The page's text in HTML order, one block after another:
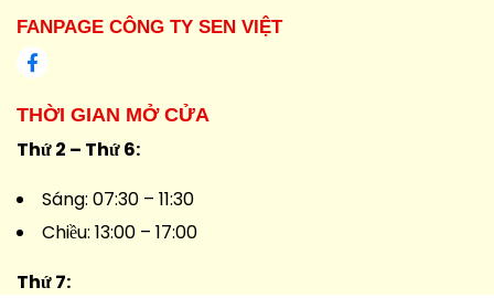
FANPAGE CÔNG TY SEN VIỆT
THỜI GIAN MỞ CỬA
Thứ 2 – Thứ 6:
Sáng: 07:30 – 11:30
Chiều: 13:00 – 17:00
Thứ 7: